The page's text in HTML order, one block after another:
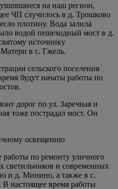
на наш регион,
ЧП случилось в д. Трошково
плотину. Вода залила
водой пешеходный мост в д.
источнику
в с. Гжель.
сельского поселения
будут начаты работы по
дорог по ул. Заречная и
тоже пострадал мост. Он
освещению
по ремонту уличного
светильников и современных
и д. Минино, а также в с.
настоящее время работы